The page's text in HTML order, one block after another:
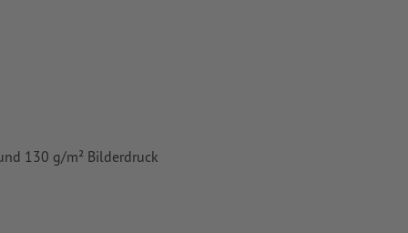
130 g/m² Bilderdruck